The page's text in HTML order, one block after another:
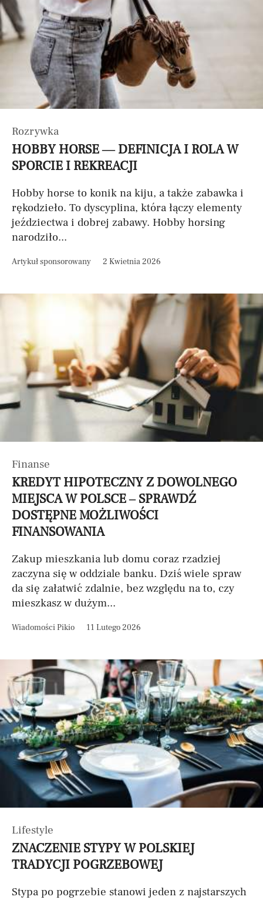
Rozrywka
HOBBY HORSE — DEFINICJA I ROLA W
SPORCIE I REKREACJI
Hobby horse to konik na kiju, a także zabawka i
rękodzieło. To dyscyplina, która łączy elementy
jeździectwa i dobrej zabawy. Hobby horsing
narodziło...
Artykuł sponsorowany 2 Kwietnia 2026
Finanse
KREDYT HIPOTECZNY Z DOWOLNEGO
MIEJSCA W POLSCE – SPRAWDŹ
DOSTĘPNE MOŻLIWOŚCI
FINANSOWANIA
Zakup mieszkania lub domu coraz rzadziej
zaczyna się w oddziale banku. Dziś wiele spraw
da się załatwić zdalnie, bez względu na to, czy
mieszkasz w dużym...
Wiadomości Pikio 11 Lutego 2026
Lifestyle
ZNACZENIE STYPY W POLSKIEJ
TRADYCJI POGRZEBOWEJ
Stypa po pogrzebie stanowi jeden z najstarszych